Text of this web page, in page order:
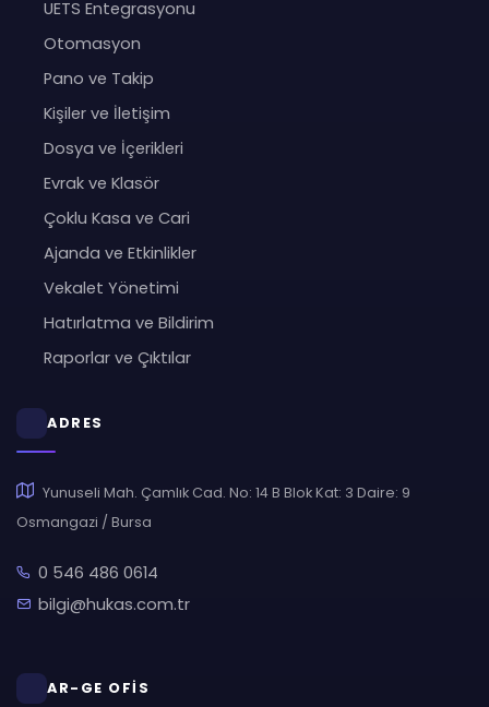
UETS Entegrasyonu
Otomasyon
Pano ve Takip
Kişiler ve İletişim
Dosya ve İçerikleri
Evrak ve Klasör
Çoklu Kasa ve Cari
Ajanda ve Etkinlikler
Vekalet Yönetimi
Hatırlatma ve Bildirim
Raporlar ve Çıktılar
ADRES
Yunuseli Mah. Çamlık Cad. No: 14 B Blok Kat: 3 Daire: 9
Osmangazi / Bursa
0 546 486 0614
bilgi@hukas.com.tr
AR-GE OFİS